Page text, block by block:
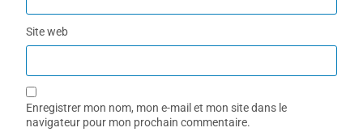
Site web
Enregistrer mon nom, mon e-mail et mon site dans le
navigateur pour mon prochain commentaire.